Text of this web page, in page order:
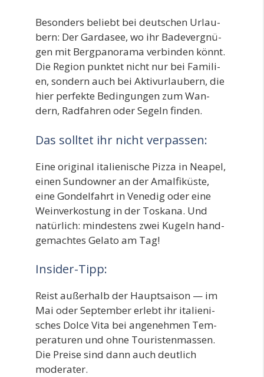
Beson­ders beliebt bei deut­schen Urlau­
bern: Der Gar­da­see, wo ihr Bade­ver­gnü­
gen mit Berg­pan­ora­ma ver­bin­den könnt.
Die Regi­on punk­tet nicht nur bei Fami­li­
en, son­dern auch bei Aktiv­ur­lau­bern, die
hier per­fek­te Bedin­gun­gen zum Wan­
dern, Rad­fah­ren oder Segeln finden.
Das solltet ihr nicht verpassen:
Eine ori­gi­nal ita­lie­ni­sche Piz­za in Nea­pel,
einen Sun­dow­ner an der Amal­fi­küs­te,
eine Gon­del­fahrt in Vene­dig oder eine
Wein­ver­kos­tung in der Tos­ka­na. Und
natür­lich: min­des­tens zwei Kugeln hand­
ge­mach­tes Gela­to am Tag!
Insider-Tipp:
Reist außer­halb der Haupt­sai­son — im
Mai oder Sep­tem­ber erlebt ihr ita­lie­ni­
sches Dol­ce Vita bei ange­neh­men Tem­
pe­ra­tu­ren und ohne Tou­ris­ten­mas­sen.
Die Prei­se sind dann auch deut­lich
moderater.